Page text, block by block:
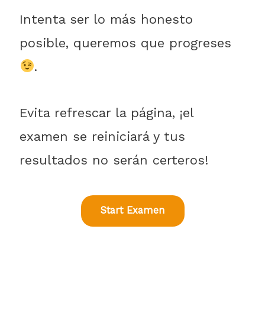
Intenta ser lo más honesto
posible, queremos que progreses
.
Evita refrescar la página, ¡el
examen se reiniciará y tus
resultados no serán certeros!